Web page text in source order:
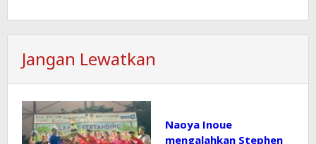
Jangan Lewatkan
Naoya Inoue
mengalahkan Stephen